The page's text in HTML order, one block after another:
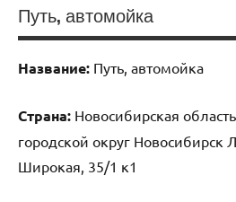
Путь, автомойка
Название: Путь, автомойка
Страна: Новосибирская
городской округ Новосибирск
Широкая, 35/1 к1